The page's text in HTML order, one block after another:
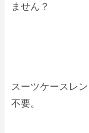
ません？
スーツケースレ
不要。